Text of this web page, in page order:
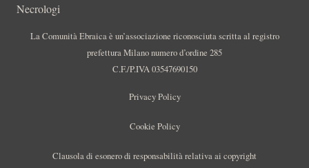
Necrologi
La Comunità Ebraica è un’associazione riconosciuta scritta al registro
prefettura Milano numero d’ordine 285
C.F./P.IVA 03547690150
Privacy Policy
Cookie Policy
Clausola di esonero di responsabilità relativa ai copyright